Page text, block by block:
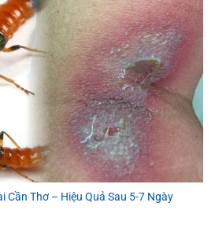
Cần Thơ – Hiệu Quả Sau 5-7 Ngày